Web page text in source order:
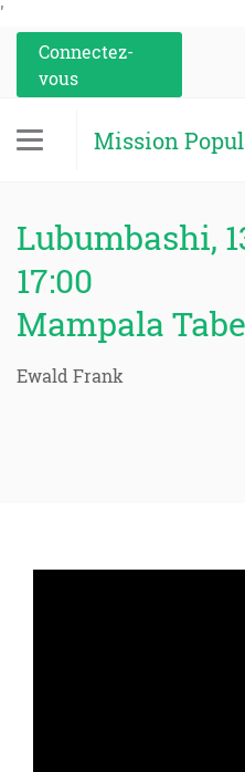
'
Connectez-
vous
Mission
Lubumbashi,
17:00
Mampala
Ewald Frank